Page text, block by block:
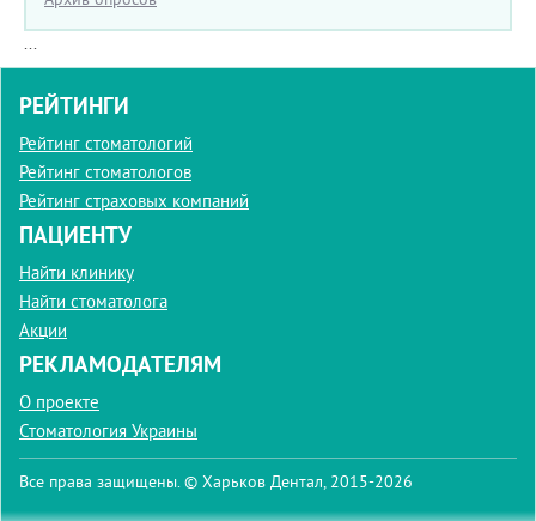
...
РЕЙТИНГИ
Рейтинг стоматологий
Рейтинг стоматологов
Рейтинг страховых компаний
ПАЦИЕНТУ
Найти клинику
Найти стоматолога
Акции
РЕКЛАМОДАТЕЛЯМ
О проекте
Стоматология Украины
Все права защищены. © Харьков Дентал, 2015-2026